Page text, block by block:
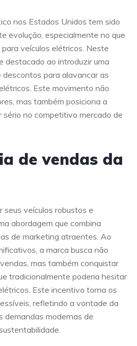
nos Estados Unidos tem sido
evolução, especialmente no que
veículos elétricos. Neste
destacado ao introduzir uma
para alavancar as
Este movimento não
mas também posiciona a
sério no competitivo mercado de
de vendas da
seus veículos robustos e
abordagem que combina
de marketing atraentes. Ao
a marca busca não
mas também conquistar
tradicionalmente poderia hesitar
Este incentivo torna os
refletindo a vontade da
demandas modernas de